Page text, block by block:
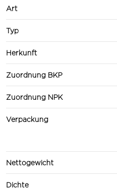
Art
Typ
Herkunft
Zuordnung BKP
Zuordnung NPK
Verpackung
Nettogewicht
Dichte